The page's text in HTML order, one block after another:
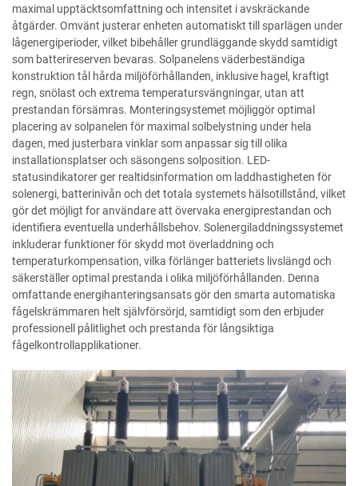
maximal upptäcktsomfattning och intensitet i avskräckande
åtgärder. Omvänt justerar enheten automatiskt till sparlägen under
lågenergiperioder, vilket bibehåller grundläggande skydd samtidigt
som batterireserven bevaras. Solpanelens väderbeständiga
konstruktion tål hårda miljöförhållanden, inklusive hagel, kraftigt
regn, snölast och extrema temperatursvängningar, utan att
prestandan försämras. Monteringsystemet möjliggör optimal
placering av solpanelen för maximal solbelystning under hela
dagen, med justerbara vinklar som anpassar sig till olika
installationsplatser och säsongens solposition. LED-
statusindikatorer ger realtidsinformation om laddhastigheten för
solenergi, batterinivån och det totala systemets hälsotillstånd, vilket
gör det möjligt for användare att övervaka energiprestandan och
identifiera eventuella underhållsbehov. Solenergiladdningssystemet
inkluderar funktioner för skydd mot överladdning och
temperaturkompensation, vilka förlänger batteriets livslängd och
säkerställer optimal prestanda i olika miljöförhållanden. Denna
omfattande energihanteringsansats gör den smarta automatiska
fågelskrämmaren helt självförsörjd, samtidigt som den erbjuder
professionell pålitlighet och prestanda för långsiktiga
fågelkontrollapplikationer.